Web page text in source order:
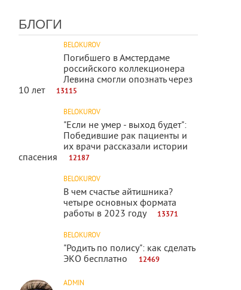
БЛОГИ
BELOKUROV
Погибшего в Амстердаме
российского коллекционера
Левина смогли опознать через
10 лет
13115
BELOKUROV
"Если не умер - выход будет":
Победившие рак пациенты и
их врачи рассказали истории
спасения
12187
BELOKUROV
В чем счастье айтишника?
четыре основных формата
работы в 2023 году
13371
BELOKUROV
"Родить по полису": как сделать
ЭКО бесплатно
12469
ADMIN